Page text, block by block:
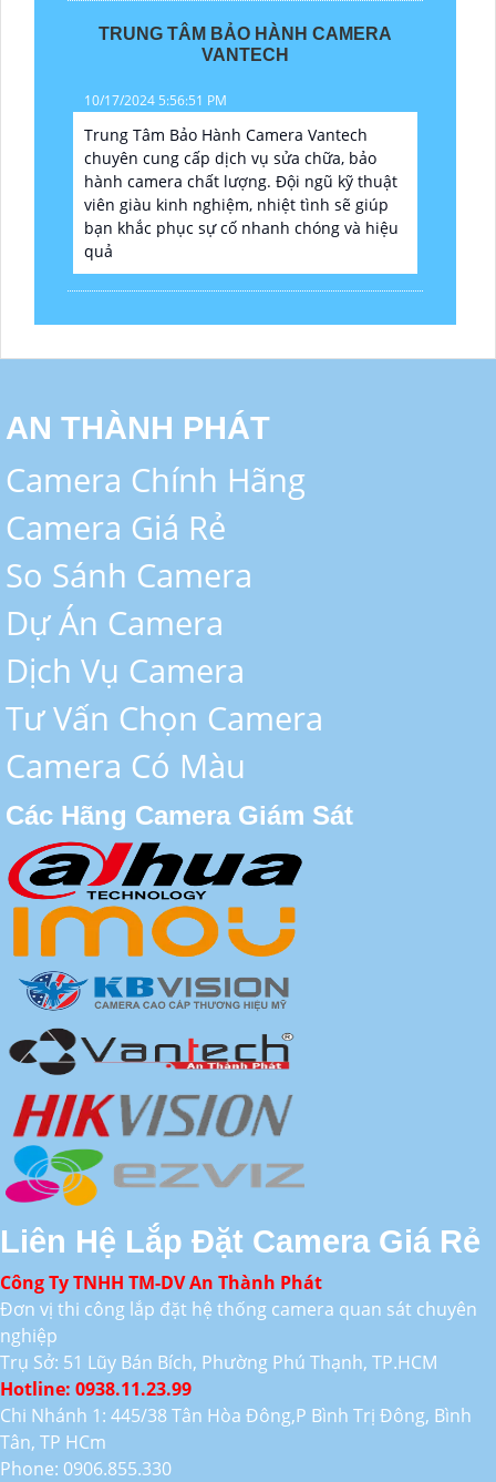
TRUNG TÂM BẢO HÀNH CAMERA
VANTECH
10/17/2024 5:56:51 PM
Trung Tâm Bảo Hành Camera Vantech
chuyên cung cấp dịch vụ sửa chữa, bảo
hành camera chất lượng. Đội ngũ kỹ thuật
viên giàu kinh nghiệm, nhiệt tình sẽ giúp
bạn khắc phục sự cố nhanh chóng và hiệu
quả
AN THÀNH PHÁT
Camera Chính Hãng
Camera Giá Rẻ
So Sánh Camera
Dự Án Camera
Dịch Vụ Camera
Tư Vấn Chọn Camera
Camera Có Màu
Các Hãng Camera Giám Sát
Liên Hệ Lắp Đặt Camera Giá Rẻ
Công Ty TNHH TM-DV An Thành Phát
Đơn vị thi công lắp đặt hệ thống camera quan sát chuyên
nghiệp
Trụ Sở: 51 Lũy Bán Bích, Phường Phú Thạnh, TP.HCM
Hotline: 0938.11.23.99
Chi Nhánh 1: 445/38 Tân Hòa Đông,P Bình Trị Đông, Bình
Tân, TP HCm
Phone: 0906.855.330